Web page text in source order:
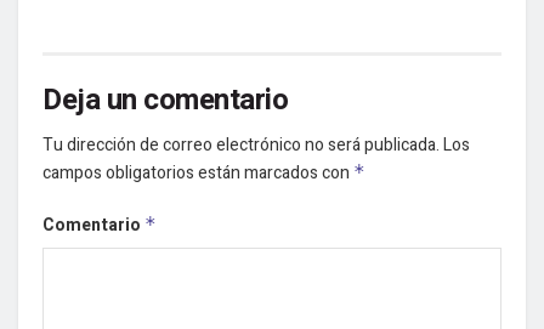
Deja un comentario
Tu dirección de correo electrónico no será publicada.Los
campos obligatorios están marcados con *
Comentario *